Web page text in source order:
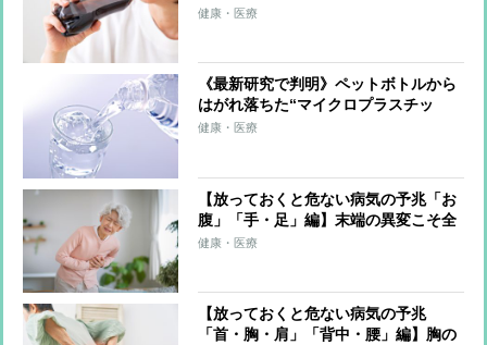
ット”の方が混入の可能性が高い理
健康・医療
《最新研究で判明》ペットボトルから
はがれ落ちた“マイクロプラスチッ
ク”が飲料に混ざっている可能性 心
健康・医療
【放っておくと危ない病気の予兆「お
腹」「手・足」編】末端の異変こそ全
身の“赤信号”、足のむくみは心臓か腎
健康・医療
【放っておくと危ない病気の予兆
「首・胸・肩」「背中・腰」編】胸の